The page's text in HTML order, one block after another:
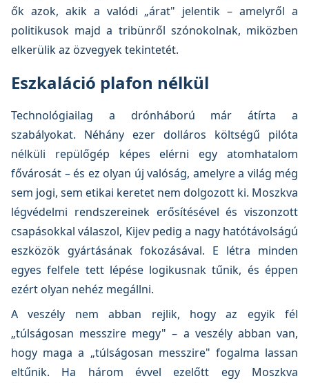
ők azok, akik a valódi „árat" jelentik – amelyről a
politikusok majd a tribünről szónokolnak, miközben
elkerülik az özvegyek tekintetét.
Eszkaláció plafon nélkül
Technológiailag a drónháború már átírta a
szabályokat. Néhány ezer dolláros költségű pilóta
nélküli repülőgép képes elérni egy atomhatalom
fővárosát – és ez olyan új valóság, amelyre a világ még
sem jogi, sem etikai keretet nem dolgozott ki. Moszkva
légvédelmi rendszereinek erősítésével és viszonzott
csapásokkal válaszol, Kijev pedig a nagy hatótávolságú
eszközök gyártásának fokozásával. E létra minden
egyes felfele tett lépése logikusnak tűnik, és éppen
ezért olyan nehéz megállni.
A veszély nem abban rejlik, hogy az egyik fél
„túlságosan messzire megy" – a veszély abban van,
hogy maga a „túlságosan messzire" fogalma lassan
eltűnik. Ha három évvel ezelőtt egy Moszkva